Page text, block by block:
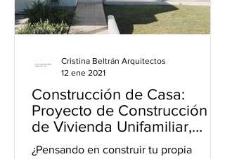
Construcción de Casa:
Proyecto de Construcción
de Vivienda Unifamiliar,
Chalet o Villa
¿Pensando en construir tu propia
Cristina Beltrán Arquitectos
12 ene 2021